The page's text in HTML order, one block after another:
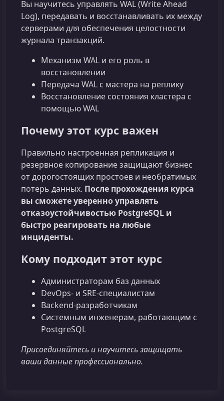
Вы научитесь управлять WAL (Write Ahead
Log), передавать и восстанавливать их между
серверами для обеспечения целостности
журнала транзакций.
Механизм WAL и его роль в
восстановлении
Передача WAL с мастера на реплику
Восстановление состояния кластера с
помощью WAL
Почему этот курс важен
Правильно настроенная репликация и
резервное копирование защищают бизнес
от дорогостоящих простоев и необратимых
потерь данных. После прохождения курса
вы сможете уверенно управлять
отказоустойчивостью PostgreSQL и
быстро реагировать на любые
инциденты.
Кому подходит этот курс
Администраторам баз данных
DevOps- и SRE-специалистам
Backend-разработчикам
Системным инженерам, работающим с
PostgreSQL
Присоединяйтесь и научитесь защищать
ваши данные профессионально.